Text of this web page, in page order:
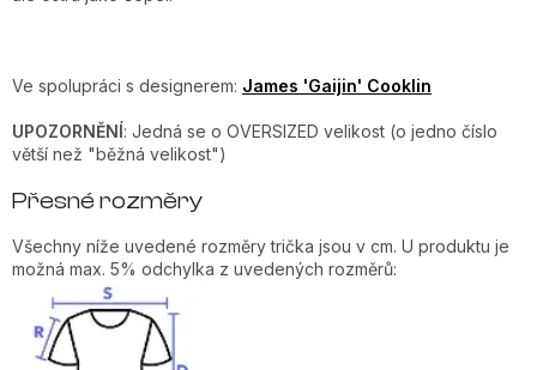
Ve spolupráci s designerem: James 'Gaijin' Cooklin
UPOZORNĚNÍ: Jedná se o OVERSIZED velikost (o jedno číslo
větší než "běžná velikost")
Přesné rozměry
Všechny níže uvedené rozměry trička jsou v cm. U produktu je
možná max. 5% odchylka z uvedených rozměrů: